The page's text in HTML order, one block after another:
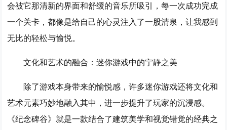
会被它那清新的界面和舒缓的音乐所吸引，每一次成功完成
一个关卡，都像是给自己的心灵注入了一股清泉，让我感到
无比的轻松与愉悦。
文化和艺术的融合：迷你游戏中的宁静之美
除了游戏本身带来的愉悦感，许多迷你游戏还将文化和
艺术元素巧妙地融入其中，进一步提升了玩家的沉浸感。
《纪念碑谷》就是一款结合了建筑美学和视觉错觉的经典之